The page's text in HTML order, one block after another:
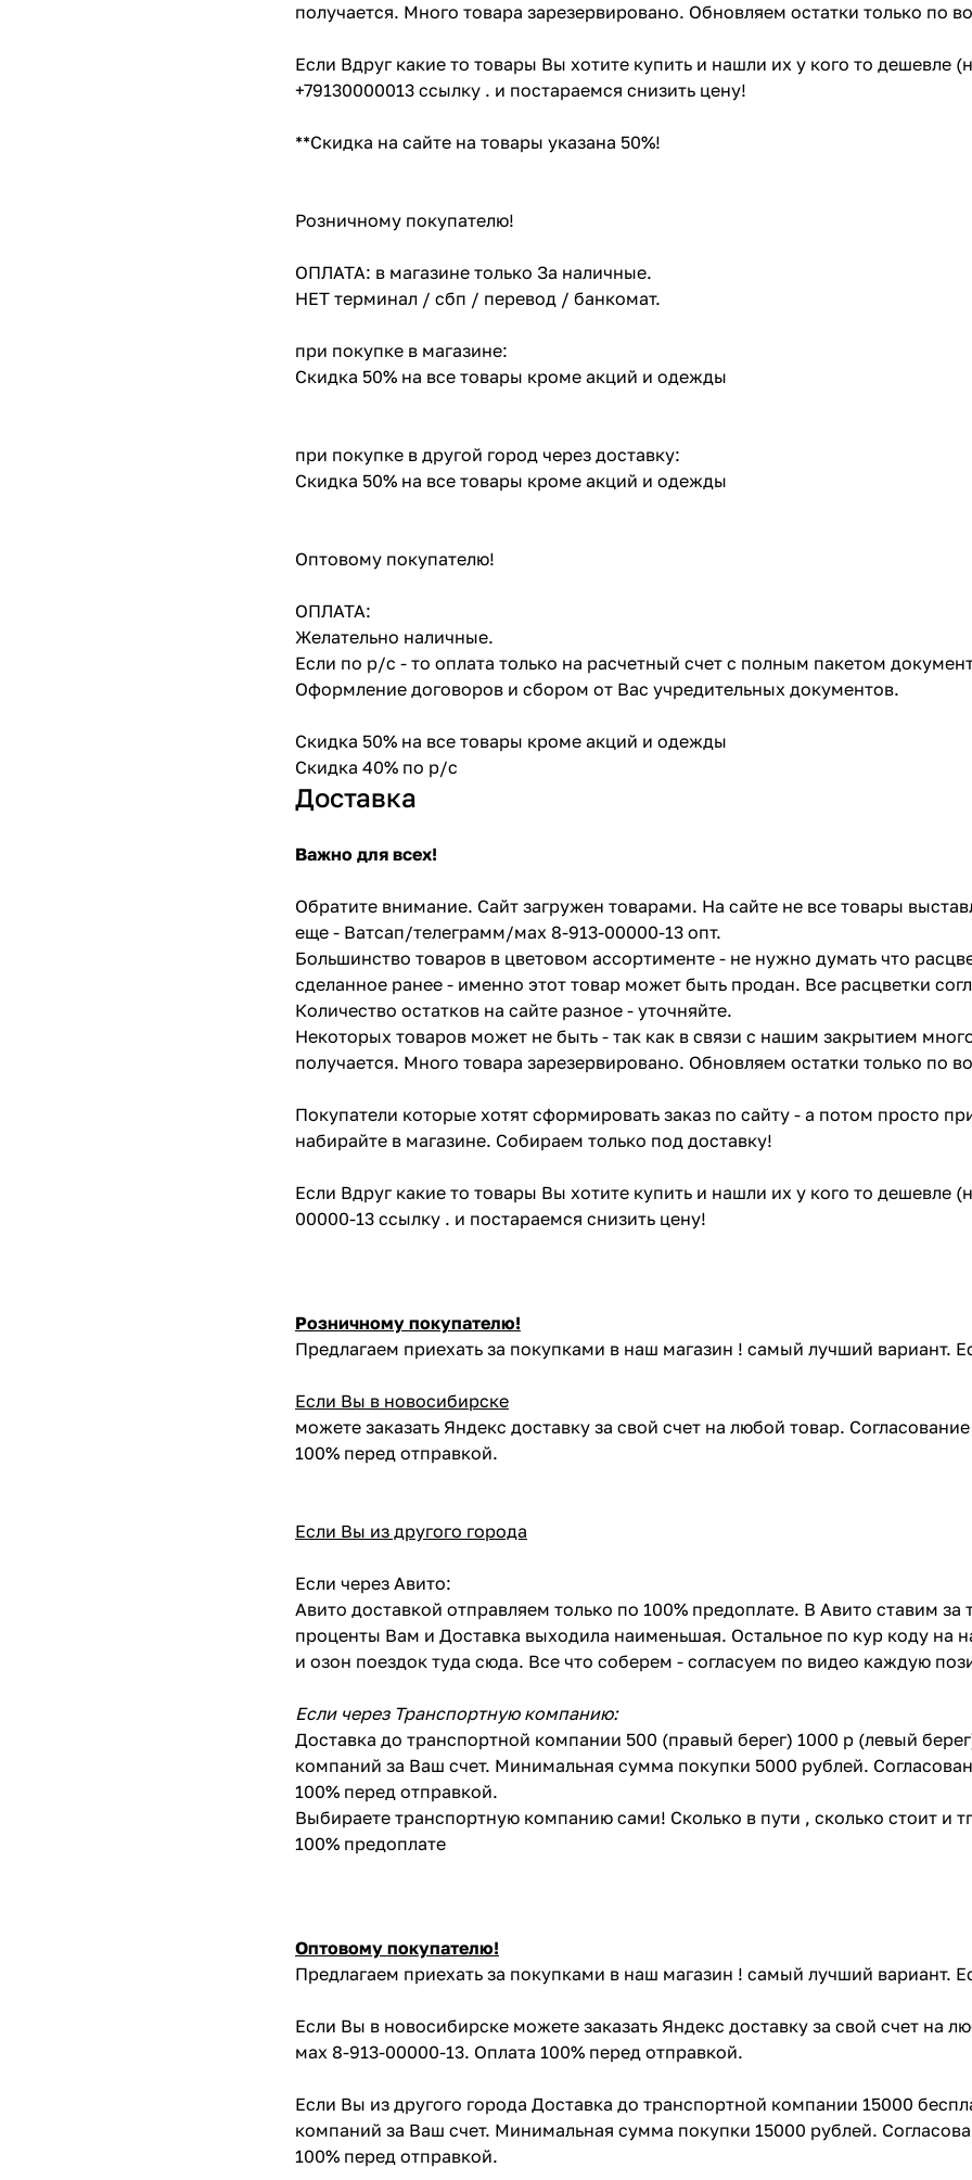
получается. Много товара зарезервировано. Обновляем остатки только по
Если Вдруг какие то товары Вы хотите купить и нашли их у кого то
+79130000013 ссылку . и постараемся снизить цену!
**Скидка на сайте на товары указана 50%!
Розничному покупателю!
ОПЛАТА: в магазине только За наличные.
НЕТ терминал / сбп / перевод / банкомат.
при покупке в магазине:
Скидка 50% на все товары кроме акций и одежды
при покупке в другой город через доставку:
Скидка 50% на все товары кроме акций и одежды
Оптовому покупателю!
ОПЛАТА:
Желательно наличные.
Если по р/с - то оплата только на расчетный счет с полным пакетом
Оформление договоров и сбором от Вас учредительных документов.
Скидка 50% на все товары кроме акций и одежды
Скидка 40% по р/с
Доставка
Важно для всех!
Обратите внимание. Сайт загружен товарами. На сайте не все товары
еще - Ватсап/телеграмм/мах 8-913-00000-13 опт.
Большинство товаров в цветовом ассортименте - не нужно думать что
сделанное ранее - именно этот товар может быть продан. Все расцветки
Количество остатков на сайте разное - уточняйте.
Некоторых товаров может не быть - так как в связи с нашим закрытием
получается. Много товара зарезервировано. Обновляем остатки только по
Покупатели которые хотят сформировать заказ по сайту - а потом просто
набирайте в магазине. Собираем только под доставку!
Если Вдруг какие то товары Вы хотите купить и нашли их у кого то
00000-13 ссылку . и постараемся снизить цену!
Розничному покупателю!
Предлагаем приехать за покупками в наш магазин ! самый лучший вариант.
Если Вы в новосибирске
можете заказать Яндекс доставку за свой счет на любой товар.
100% перед отправкой.
Если Вы из другого города
Если через Авито:
Авито доставкой отправляем только по 100% предоплате. В Авито ставим
проценты Вам и Доставка выходила наименьшая. Остальное по кур коду
и озон поездок туда сюда. Все что соберем - согласуем по видео каждую
Если через Транспортную компанию:
Доставка до транспортной компании 500 (правый берег) 1000 р (левый
компаний за Ваш счет. Минимальная сумма покупки 5000 рублей.
100% перед отправкой.
Выбираете транспортную компанию сами! Сколько в пути , сколько стоит и
100% предоплате
Оптовому покупателю!
Предлагаем приехать за покупками в наш магазин ! самый лучший вариант.
Если Вы в новосибирске можете заказать Яндекс доставку за свой счет на
мах 8-913-00000-13. Оплата 100% перед отправкой.
Если Вы из другого города Доставка до транспортной компании 15000
компаний за Ваш счет. Минимальная сумма покупки 15000 рублей.
100% перед отправкой.